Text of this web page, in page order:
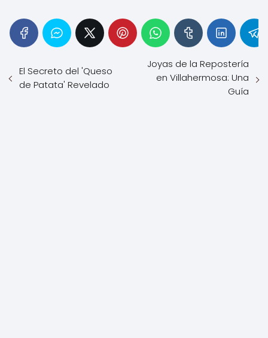
El Secreto del 'Queso
de Patata' Revelado
Joyas de la Repostería
en Villahermosa: Una
Guía